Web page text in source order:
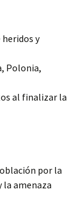
y
Polonia,
al finalizar la
por la
la amenaza